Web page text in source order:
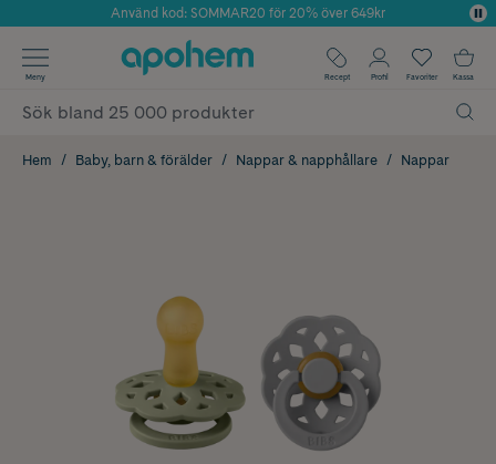
Årets Butik 2025 inom Skönhet
Använd kod: SOMMAR20 för 20% över 649kr
✓ Fri frakt
✓ Poäng på alla köp*
Meny Recept Profil Favoriter Kassa
Hem Baby, barn & förälder Nappar & napphållare Nappar